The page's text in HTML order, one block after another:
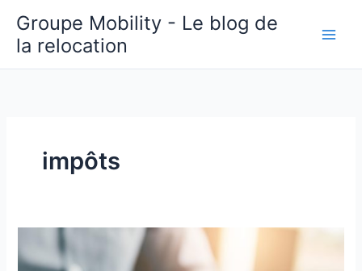
contenu
Groupe Mobility - Le blog de
la relocation
impôts